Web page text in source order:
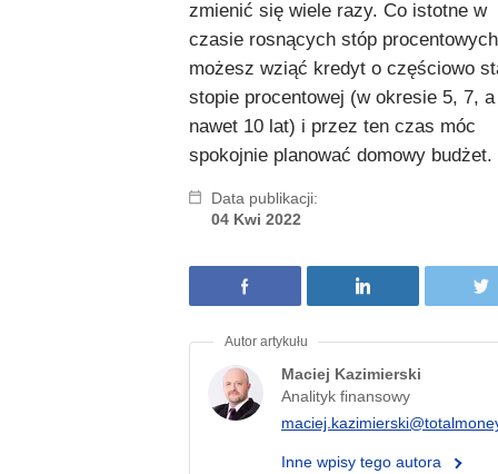
zmienić się wiele razy. Co istotne w
czasie rosnących stóp
możesz wziąć kredyt o częściowo
stopie procentowej (w okresie 5, 7, a
nawet 10 lat) i przez ten czas móc
spokojnie planować domowy budżet.
Data publikacji:
04 Kwi 2022
Maciej Kazimierski
Analityk finansowy
Inne wpisy tego autora